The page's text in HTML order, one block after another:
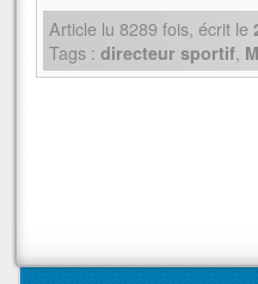
Article lu 8289 fois, écrit le
Tags : directeur sportif,